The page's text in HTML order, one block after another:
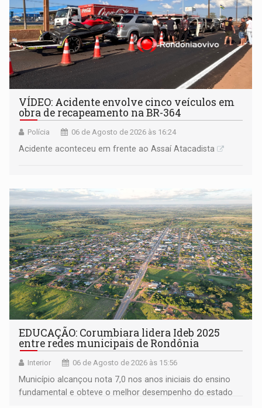
VÍDEO: Acidente envolve cinco veículos em
obra de recapeamento na BR-364
Polícia 06 de Agosto de 2026 às 16:24
Acidente aconteceu em frente ao Assaí Atacadista
EDUCAÇÃO: Corumbiara lidera Ideb 2025
entre redes municipais de Rondônia
Interior 06 de Agosto de 2026 às 15:56
Município alcançou nota 7,0 nos anos iniciais do ensino
fundamental e obteve o melhor desempenho do estado